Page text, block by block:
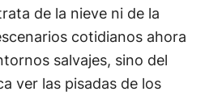
de la nieve ni de la
cotidianos ahora
salvajes, sino del
ver las pisadas de los